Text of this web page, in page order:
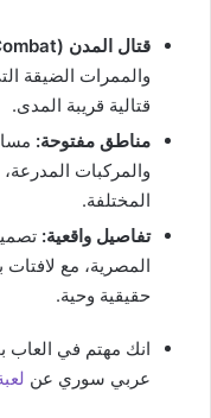
قتال المدن (Urban Combat):
والممرات الضيقة
قتالية قريبة المدى.
مناطق مفتوحة:
والمركبات
المختلفة.
تفاصيل واقعية:
المصرية، مع لافتات
حقيقية وحية.
انك مهتم في العاب
عربي سوري عن